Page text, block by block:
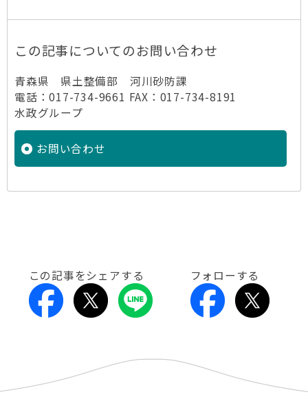
この記事についてのお問い合わせ
青森県 県土整備部 河川砂防課
電話：017-734-9661 FAX：017-734-8191
水政グループ
お問い合わせ
この記事をシェアする フォローする